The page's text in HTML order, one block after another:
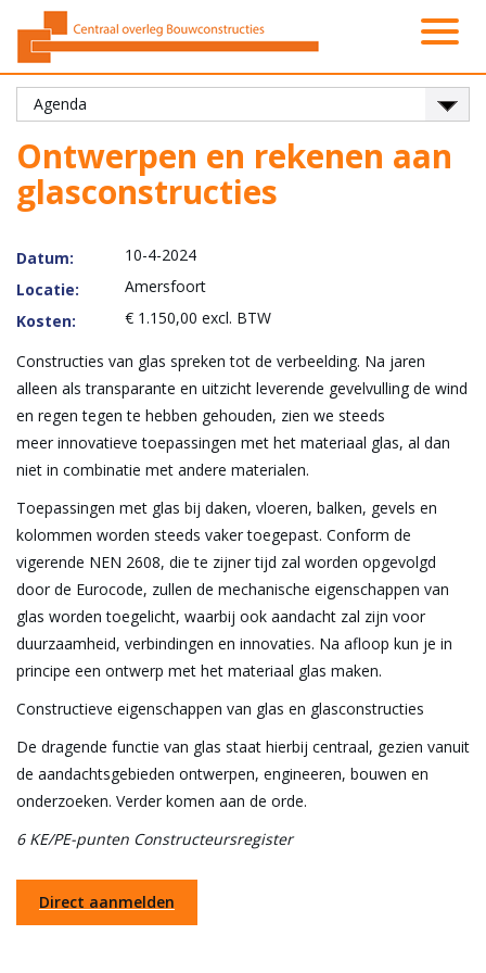
Ontwerpen en rekenen aan
glasconstructies
Datum:
10-4-2024
Locatie:
Amersfoort
Kosten:
€ 1.150,00 excl. BTW
Constructies van glas spreken tot de verbeelding. Na jaren
alleen als transparante en uitzicht leverende gevelvulling de wind
en regen tegen te hebben gehouden, zien we steeds
meer innovatieve toepassingen met het materiaal glas, al dan
niet in combinatie met andere materialen.
Toepassingen met glas bij daken, vloeren, balken, gevels en
kolommen worden steeds vaker toegepast. Conform de
vigerende NEN 2608, die te zijner tijd zal worden opgevolgd
door de Eurocode, zullen de mechanische eigenschappen van
glas worden toegelicht, waarbij ook aandacht zal zijn voor
duurzaamheid, verbindingen en innovaties. Na afloop kun je in
principe een ontwerp met het materiaal glas maken.
Constructieve eigenschappen van glas en glasconstructies
De dragende functie van glas staat hierbij centraal, gezien vanuit
de aandachtsgebieden ontwerpen, engineeren, bouwen en
onderzoeken. Verder komen aan de orde.
6 KE/PE-punten Constructeursregister
Direct aanmelden